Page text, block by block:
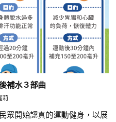
補水３部曲
莉
眾開始認真的運動健身，以展